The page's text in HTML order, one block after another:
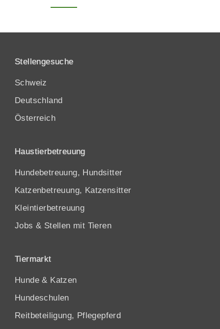
Stellengesuche
Schweiz
Deutschland
Österreich
Haustierbetreuung
Hundebetreuung, Hundsitter
Katzenbetreuung, Katzensitter
Kleintierbetreuung
Jobs & Stellen mit Tieren
Tiermarkt
Hunde & Katzen
Hundeschulen
Reitbeteiligung, Pflegepferd